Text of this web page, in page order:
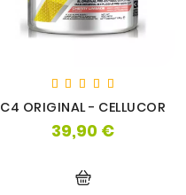
C4 ORIGINAL - CELLUCOR
39,90 €Prix